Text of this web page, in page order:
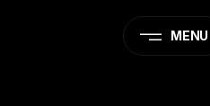
MENU